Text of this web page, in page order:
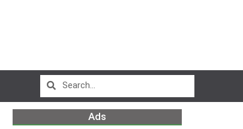
Ads